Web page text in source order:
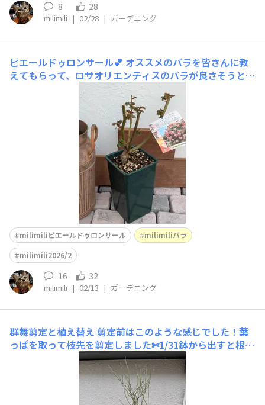
8 28
milimili | 02/28 | ガーデニング
ピエールドゥロンサール💕 オススメのバラを皆さんに教
えてもらって、ロサオリエンティスのバラが良さそうと知
りました😉YouTube見てはロサオリエンティスこのバラ
ほしいとネットで探してみてもいつも売り切れ😭なかな
かお迎えできません😓先日お花屋さんで出会ったピエー
ルドゥロンサール、とても可愛いバラで前々から気になっ
milimiliピエールドゥロンサール
milimiliバラ
milimili2026/2
16 32
milimili | 02/13 | ガーデニング
群舞剪定と植え替え 剪定前はこのような感じでした！葉
っぱを取って枝先を剪定しました✄1/31鉢から出すと根が
びっしりほぐしてフワフワに🤗昨日までクレマチスのガチ
ガチの土をほぐしていたから、これは土がそこまで固まっ
てないから楽でした😉できました！どの場所にどういう
風に誘引するかは、またゆっくり考えます😉 mah